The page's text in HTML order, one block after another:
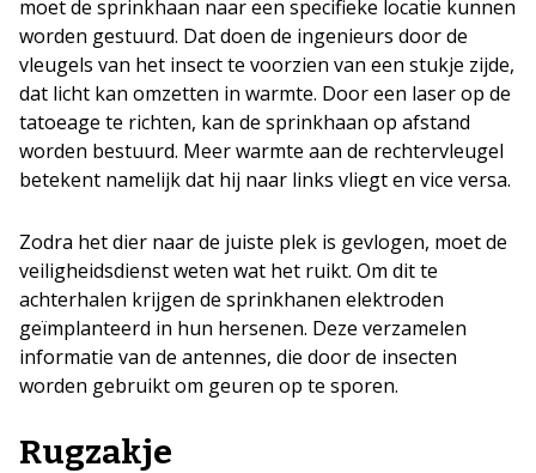
moet de sprinkhaan naar een specifieke locatie kunnen
worden gestuurd. Dat doen de ingenieurs door de
vleugels van het insect te voorzien van een stukje zijde,
dat licht kan omzetten in warmte. Door een laser op de
tatoeage te richten, kan de sprinkhaan op afstand
worden bestuurd. Meer warmte aan de rechtervleugel
betekent namelijk dat hij naar links vliegt en vice versa.
Zodra het dier naar de juiste plek is gevlogen, moet de
veiligheidsdienst weten wat het ruikt. Om dit te
achterhalen krijgen de sprinkhanen elektroden
geïmplanteerd in hun hersenen. Deze verzamelen
informatie van de antennes, die door de insecten
worden gebruikt om geuren op te sporen.
Rugzakje